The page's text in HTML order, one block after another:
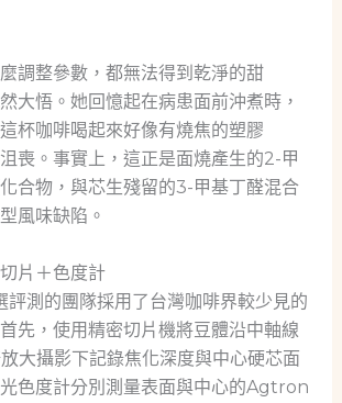
麼調整參數，都無法得到乾淨的甜
大悟。她回憶起在病患面前沖煮時，
杯咖啡喝起來好像有燒焦的塑膠
喪。事實上，這正是面燒產生的2-甲
合物，與芯生殘留的3-甲基丁醛混合
風味缺陷。
片＋色度計
測的團隊採用了台灣咖啡界較少見的
先，使用精密切片機將豆體沿中軸線
大攝影下記錄焦化深度與中心硬芯面
色度計分別測量表面與中心的Agtron